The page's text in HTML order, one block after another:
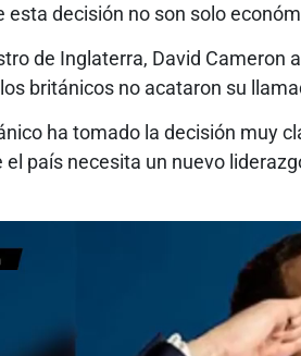
esta decisión no son solo
de Inglaterra, David Cameron
británicos no acataron su
ha tomado la decisión muy
el país necesita un nuevo